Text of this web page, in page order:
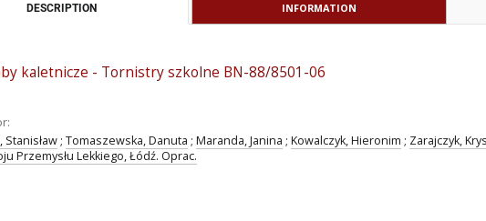
DESCRIPTION INFORMATION
kaletnicze - Tornistry szkolne BN-88/8501-06
Stanisław ; Tomaszewska, Danuta ; Maranda, Janina ; Kowalczyk, Hieronim ; Zarajczyk,
Przemysłu Lekkiego, Łódź. Oprac.